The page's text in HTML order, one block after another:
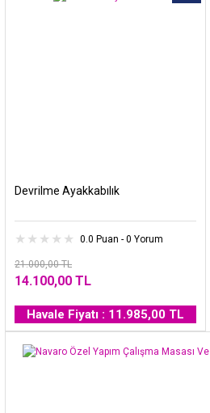
Devrilme Ayakkabılık
0.0 Puan - 0 Yorum
21.000,00 TL
14.100,00 TL
Havale Fiyatı : 11.985,00 TL